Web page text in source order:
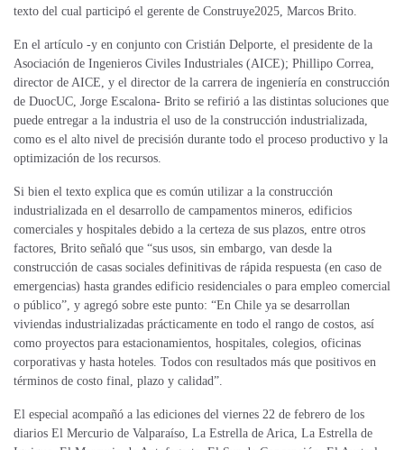
texto del cual participó el gerente de Construye2025, Marcos Brito.
En el artículo -y en conjunto con Cristián Delporte, el presidente de la
Asociación de Ingenieros Civiles Industriales (AICE); Phillipo Correa,
director de AICE, y el director de la carrera de ingeniería en construcción
de DuocUC, Jorge Escalona- Brito se refirió a las distintas soluciones que
puede entregar a la industria el uso de la construcción industrializada,
como es el alto nivel de precisión durante todo el proceso productivo y la
optimización de los recursos.
Si bien el texto explica que es común utilizar a la construcción
industrializada en el desarrollo de campamentos mineros, edificios
comerciales y hospitales debido a la certeza de sus plazos, entre otros
factores, Brito señaló que “sus usos, sin embargo, van desde la
construcción de casas sociales definitivas de rápida respuesta (en caso de
emergencias) hasta grandes edificio residenciales o para empleo comercial
o público”, y agregó sobre este punto: “En Chile ya se desarrollan
viviendas industrializadas prácticamente en todo el rango de costos, así
como proyectos para estacionamientos, hospitales, colegios, oficinas
corporativas y hasta hoteles. Todos con resultados más que positivos en
términos de costo final, plazo y calidad”.
El especial acompañó a las ediciones del viernes 22 de febrero de los
diarios El Mercurio de Valparaíso, La Estrella de Arica, La Estrella de